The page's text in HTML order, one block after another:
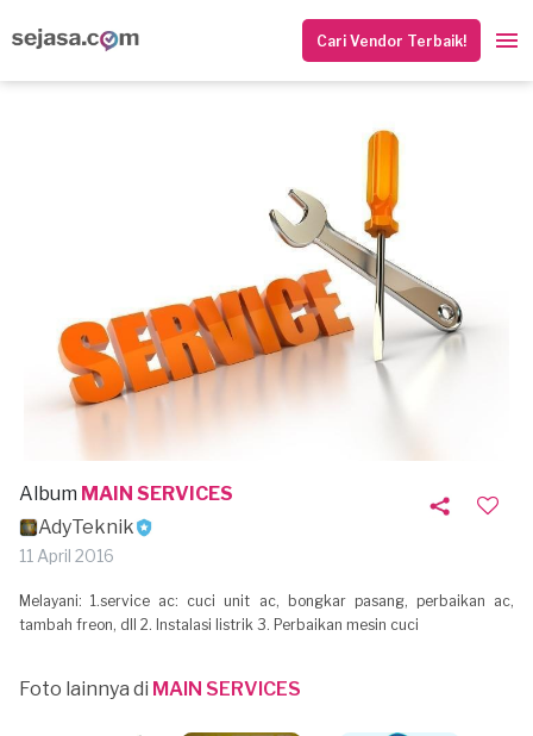
Cari Vendor Terbaik!
Album MAIN SERVICES
AdyTeknik
11 April 2016
Melayani: 1.service ac: cuci unit ac, bongkar pasang, perbaikan ac,
tambah freon, dll 2. Instalasi listrik 3. Perbaikan mesin cuci
Foto lainnya di MAIN SERVICES